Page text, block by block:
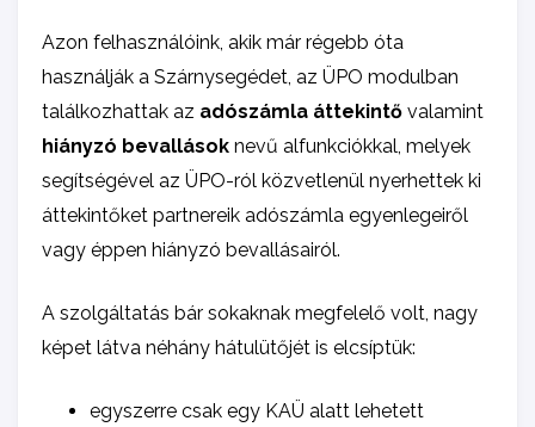
Azon felhasználóink, akik már régebb óta
használják a Szárnysegédet, az ÜPO modulban
találkozhattak az adószámla áttekintő valamint
hiányzó bevallások nevű alfunkciókkal, melyek
segítségével az ÜPO-ról közvetlenül nyerhettek ki
áttekintőket partnereik adószámla egyenlegeiről
vagy éppen hiányzó bevallásairól.
A szolgáltatás bár sokaknak megfelelő volt, nagy
képet látva néhány hátulütőjét is elcsíptük:
egyszerre csak egy KAÜ alatt lehetett